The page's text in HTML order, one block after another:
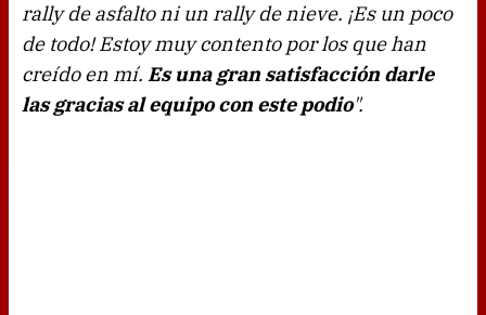
rally de asfalto ni un rally de nieve. ¡Es un poco
de todo! Estoy muy contento por los que han
creído en mí. Es una gran satisfacción darle
las gracias al equipo con este podio".